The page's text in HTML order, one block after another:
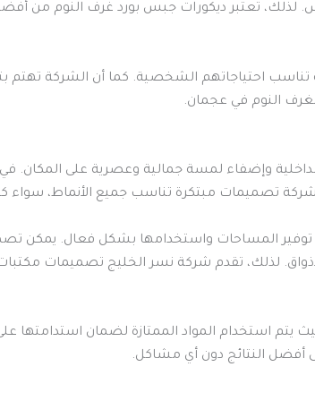
لذلك، تعتبر ديكورات جبس بورد غرف النوم من
تناسب احتياجاتهم الشخصية. كما أن الشركة تهتم
لغرف النوم في عجمان.
وإضفاء لمسة جمالية وعصرية على المكان.
تصميمات مبتكرة تناسب جميع الأنماط، سواء
توفير المساحات واستخدامها بشكل فعال. يمكن
لذلك، تقدم شركة نسر الخليج تصميمات
يتم استخدام المواد الممتازة لضمان استدامتها
النتائج دون أي مشاكل.